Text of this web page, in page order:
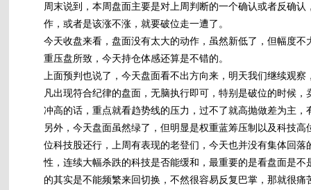
周末说到，本周盘面主要是对上周判断的一个确认或者反确
作，或者是该涨不涨，就要破位走一遭了。
今天收盘来看，盘面没有太大的动作，虽然新低了，但幅度
重压盘所致，今天持仓体感还算是不错的。
上面预判也说了，今天盘面看不出方向来，明天我们继续观
凡出现符合纪律的盘面，无脑执行即可，特别是破位的时候
冲高的话，重点就看趋势线的压力，过不了就高抛做差为主，
另外，今天盘面虽然绿了，但明显是权重蓝筹压制以及科技
位科技股还行，上周有表现的老登们，今天也并没有集体回
性，连续大幅杀跌的科技是否能缓和，最重要的是看盘面是
的其实是不能频繁来回切换，不然很容易反复巴掌，那就很痛